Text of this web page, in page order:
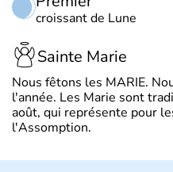
croissant de Lune
Sainte Marie
Nous fêtons les MARIE.
l'année. Les Marie sont
août, qui représente pour
l'Assomption.